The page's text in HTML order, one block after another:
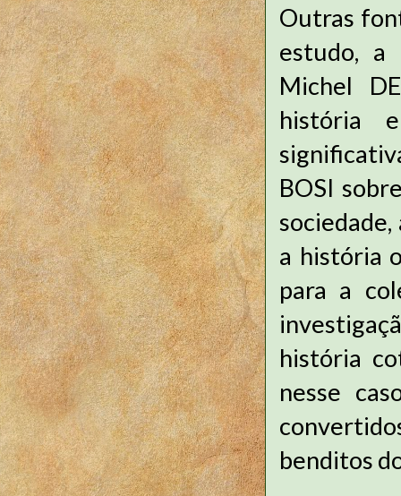
Outras
estudo, a
Michel
história
BOSI
a história
para a
história
nesse
benditos